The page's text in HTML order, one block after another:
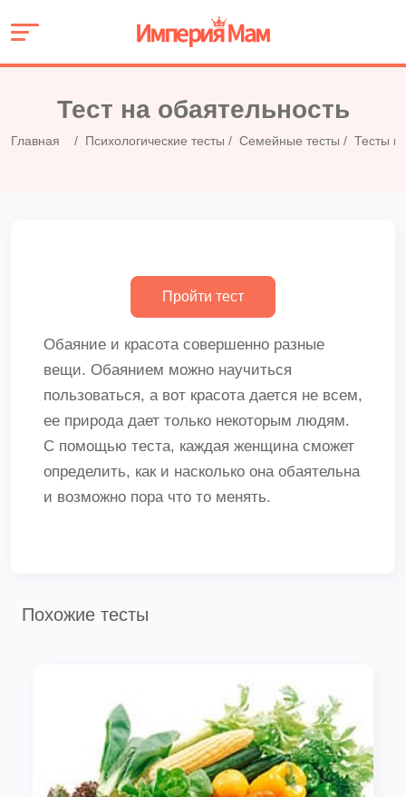
Тест на обаятельность
Главная Психологические тесты Семейные тесты Тесты
Обаяние и красота совершенно разные
вещи. Обаянием можно научиться
пользоваться, а вот красота дается не всем,
ее природа дает только некоторым людям.
С помощью теста, каждая женщина сможет
определить, как и насколько она обаятельна
и возможно пора что то менять.
Похожие тесты